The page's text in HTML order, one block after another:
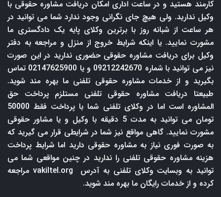
کارمند هستید و در ساعت اداری امکان دریافت مشاوره حقوقی با
وکیل ندارید. ولی هیچ جای نگرانی وجود ندارد شما می توانید در
هر ساعت از شبانه روز با برترین وکلای پایه یک دادگستری ما
مشورت نمایید. یا اینکه شرایط خروج از منزل و مراجعه به دفتر
وکیل برای دریافت مشاوره حقوقی حضوری ندارید در این صورت
نیز می توانید با شماره 09212242670 و یا 02147625900 تماس
بگیرید و از خدمات مشاوره حقوقی تلفنی ما بهره مند شوید.
طبیعتا دریافت مشاوره حقوقی تلفنی مستلزم پرداخت حق
المشاوره است اما در وکلای تلفنی شما با پرداخت فقط 50000
تومان می توانید به مدت 5 دقیقه با وکیل و یا مشاور حقوقی
مشورت نمایید. گاهی مواقع نیز شما در شرایطی قرار می گیرید که
به صورت فوری نیاز به مشاوره حقوقی دارید اما شرایط پرداخت
هزینه مشاوره حقوقی تلفنی را ندارید در چنین مواقعی شما می
توانید به وبسایت وکلای تلفنی به آدرس
vakiltel.org مراجعه
کرده و از خدمات رایگان ما بهره مند شوید.